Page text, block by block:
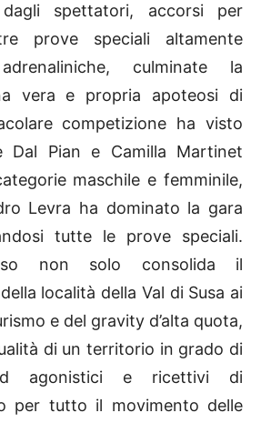
dagli spettatori, accorsi per
prove speciali altamente
culminate la
vera e propria apoteosi di
competizione ha visto
Dal Pian e Camilla Martinet
maschile e femminile,
Levra ha dominato la gara
tutte le prove speciali.
non solo consolida il
località della Val di Susa ai
e del gravity d’alta quota,
di un territorio in grado di
agonistici e ricettivi di
per tutto il movimento delle